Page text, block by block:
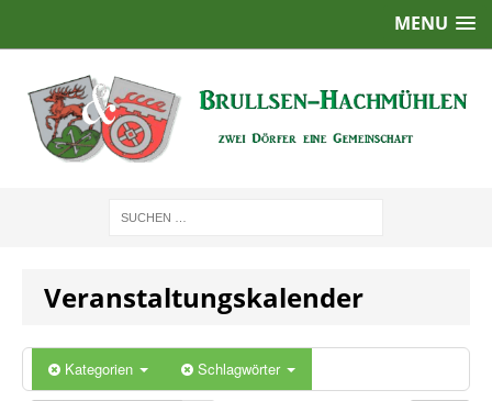
MENU
Veranstaltungskalender
Kategorien Schlagwörter